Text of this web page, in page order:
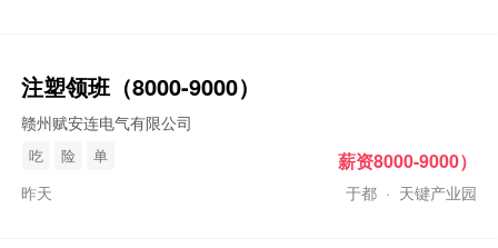
注塑领班（8000-9000）
赣州赋安连电气有限公司
吃 险 单
昨天 于都 · 天键产业园
薪资8000-9000）